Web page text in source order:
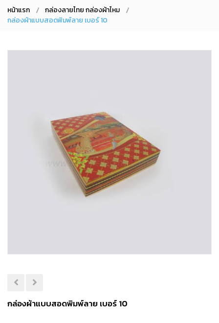
หน้าแรก
กล่องลายไทย กล่องผ้าไหม
กล่องผ้าแบบสอดพิมพ์ลาย เบอร์ 10
กล่องผ้าแบบสอดพิมพ์ลาย เบอร์ 10